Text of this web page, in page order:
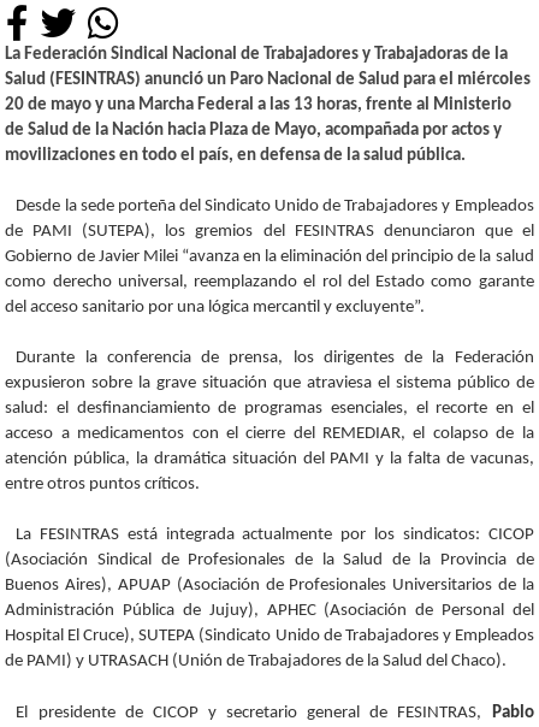
La Federación Sindical Nacional de Trabajadores y Trabajadoras de la
Salud (FESINTRAS) anunció un Paro Nacional de Salud para el miércoles
20 de mayo y una Marcha Federal a las 13 horas, frente al Ministerio
de Salud de la Nación hacia Plaza de Mayo, acompañada por actos y
movilizaciones en todo el país, en defensa de la salud pública.
Desde la sede porteña del Sindicato Unido de Trabajadores y Empleados
de PAMI (SUTEPA), los gremios del FESINTRAS denunciaron que el
Gobierno de Javier Milei “avanza en la eliminación del principio de la salud
como derecho universal, reemplazando el rol del Estado como garante
del acceso sanitario por una lógica mercantil y excluyente”.
Durante la conferencia de prensa, los dirigentes de la Federación
expusieron sobre la grave situación que atraviesa el sistema público de
salud: el desfinanciamiento de programas esenciales, el recorte en el
acceso a medicamentos con el cierre del REMEDIAR, el colapso de la
atención pública, la dramática situación del PAMI y la falta de vacunas,
entre otros puntos críticos.
La FESINTRAS está integrada actualmente por los sindicatos: CICOP
(Asociación Sindical de Profesionales de la Salud de la Provincia de
Buenos Aires), APUAP (Asociación de Profesionales Universitarios de la
Administración Pública de Jujuy), APHEC (Asociación de Personal del
Hospital El Cruce), SUTEPA (Sindicato Unido de Trabajadores y Empleados
de PAMI) y UTRASACH (Unión de Trabajadores de la Salud del Chaco).
El presidente de CICOP y secretario general de FESINTRAS,
Pablo